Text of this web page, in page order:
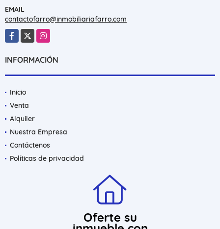
EMAIL
contactofarro@inmobiliariafarro.com
Facebook
X Instagram
INFORMACIÓN
Inicio
Venta
Alquiler
Nuestra Empresa
Contáctenos
Políticas de privacidad
Oferte su